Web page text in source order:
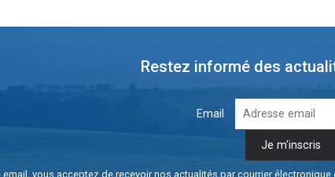
Restez informé des
Email
vous acceptez de recevoir nos actualités par courrier